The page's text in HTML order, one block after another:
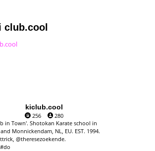
club.cool
kiclub.cool
256
280
in Town'. Shotokan Karate school in
Monnickendam, NL, EU. EST. 1994.
@theresezoekende.